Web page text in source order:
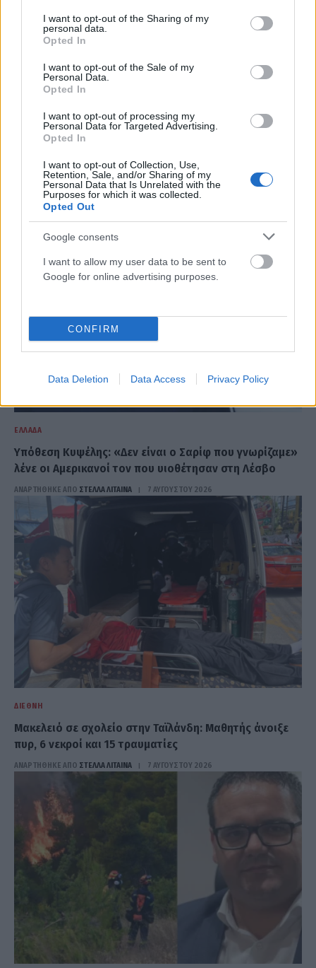
not limited to your visit or usage behaviour. You may click to
grant or deny consent to Google and its third-party tags to
use your data for below specified purposes in below Google
consent section.
I want to opt-out of the Sharing of my
personal data.
Opted In
I want to opt-out of the Sale of my
Personal Data.
Opted In
I want to opt-out of processing my
Personal Data for Targeted Advertising.
Opted In
I want to opt-out of Collection, Use,
Retention, Sale, and/or Sharing of my
Personal Data that Is Unrelated with the
Purposes for which it was collected.
Opted Out
Google consents
I want to allow my user data to be sent to
Google for online advertising purposes.
CONFIRM
Data Deletion Data Access Privacy Policy
Υπόθεση Marfin: Στον εισαγγελέα σήμερα η 46χρονη
κατηγορούμενη, η πρώτη νύχτα στη ΓΑΔΑ (VIDEO)
ΑΝΑΡΤΗΘΗΚΕ ΑΠΟ
ΕΛΛΆΔΑ
Υπόθεση Κυψέλης: «Δεν είναι ο Σαρίφ που γνωρίζαμε»
λένε οι Αμερικανοί τον που υιοθέτησαν στη Λέσβο
ΑΝΑΡΤΗΘΗΚΕ ΑΠΟ ΣΤΈΛΛΑ ΛΊΤΑΙΝΑ 7 ΑΥΓΟΎΣΤΟΥ 2026
ΔΙΕΘΝΉ
Μακελειό σε σχολείο στην Ταϊλάνδη: Μαθητής άνοιξε
πυρ, 6 νεκροί και 15 τραυματίες
ΑΝΑΡΤΗΘΗΚΕ ΑΠΟ ΣΤΈΛΛΑ ΛΊΤΑΙΝΑ 7 ΑΥΓΟΎΣΤΟΥ 2026